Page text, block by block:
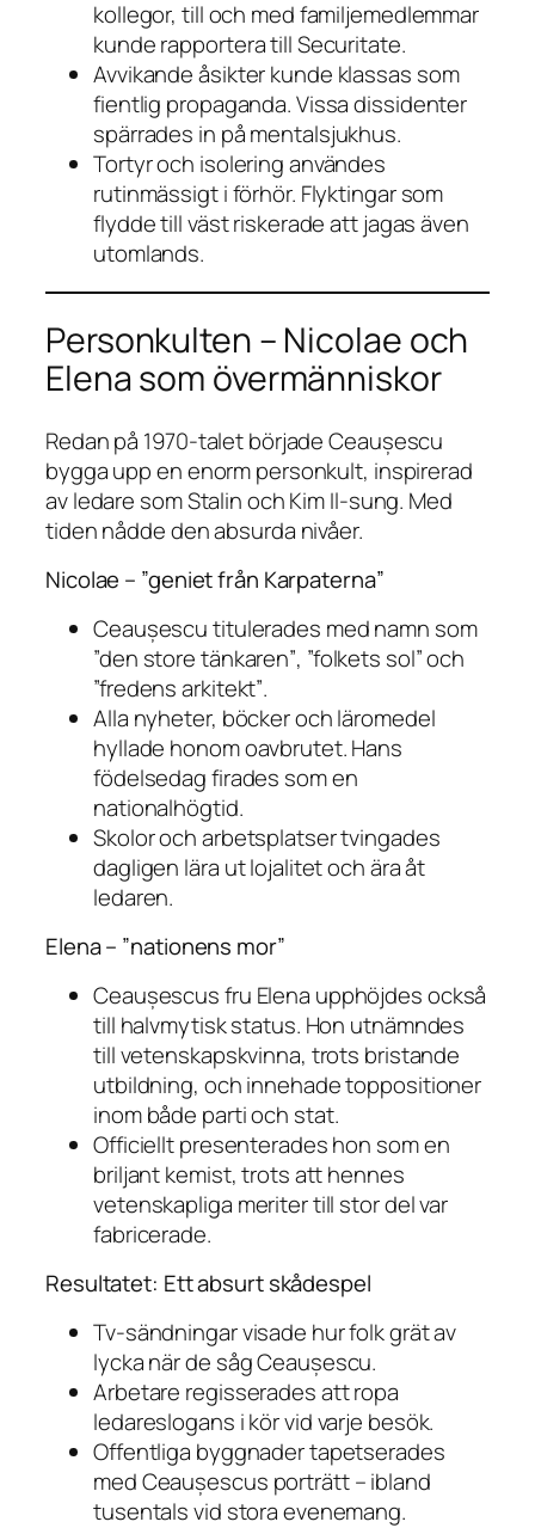
kollegor, till och med familjemedlemmar
kunde rapportera till Securitate.
Avvikande åsikter kunde klassas som
fientlig propaganda. Vissa dissidenter
spärrades in på mentalsjukhus.
Tortyr och isolering användes
rutinmässigt i förhör. Flyktingar som
flydde till väst riskerade att jagas även
utomlands.
Personkulten – Nicolae och
Elena som övermänniskor
Redan på 1970-talet började Ceaușescu
bygga upp en enorm personkult, inspirerad
av ledare som Stalin och Kim Il-sung. Med
tiden nådde den absurda nivåer.
Nicolae – ”geniet från Karpaterna”
Ceaușescu titulerades med namn som
”den store tänkaren”, ”folkets sol”och
”fredens arkitekt”.
Alla nyheter, böcker och läromedel
hyllade honom oavbrutet. Hans
födelsedag firades som en
nationalhögtid.
Skolor och arbetsplatser tvingades
dagligen lära ut lojalitet och ära åt
ledaren.
Elena – ”nationens mor”
Ceaușescus fru Elena upphöjdes också
till halvmytisk status. Hon utnämndes
till vetenskapskvinna, trots bristande
utbildning, och innehade toppositioner
inom både parti och stat.
Officiellt presenterades hon som en
briljant kemist, trots att hennes
vetenskapliga meriter till stor del var
fabricerade.
Resultatet: Ett absurt skådespel
Tv-sändningar visade hur folk grät av
lycka när de såg Ceaușescu.
Arbetare regisserades att ropa
ledareslogans i kör vid varje besök.
Offentliga byggnader tapetserades
med Ceaușescus porträtt – ibland
tusentals vid stora evenemang.